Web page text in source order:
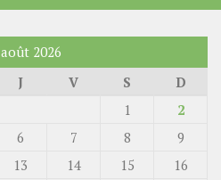
août 2026
J V S
D
1
2
6 7 8
9
13 14 15
16